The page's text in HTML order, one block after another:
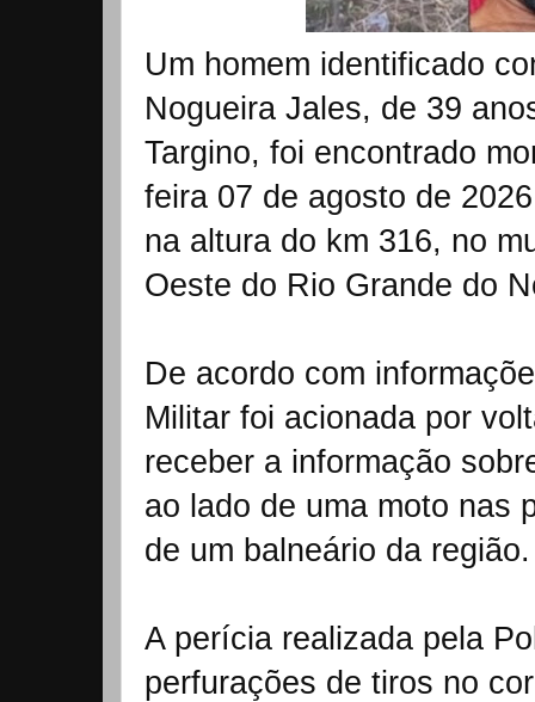
Um homem identificado
Nogueira Jales, de 39
Targino, foi encontrado
feira 07 de agosto de
na altura do km 316, no
Oeste do Rio Grande do
De acordo com
Militar foi acionada por
receber a informação
ao lado de uma moto nas
de um balneário da região.
A perícia realizada pela
perfurações de tiros no